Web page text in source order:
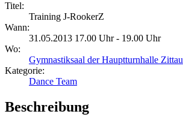
Titel:
Training J-RookerZ
Wann:
31.05.2013 17.00 Uhr - 19.00 Uhr
Wo:
Gymnastiksaal der Hauptturnhalle Zittau
Kategorie:
Dance Team
Beschreibung